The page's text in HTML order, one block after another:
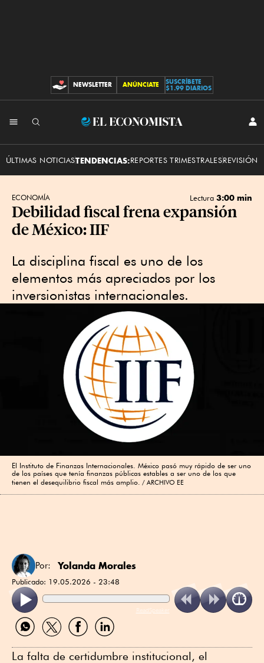
CONTRIBUCIONES
NEWSLETTER ANÚNCIATE
SUSCRÍBETE
$1.99 DIARIOS
El
ÚLTIMAS NOTICIASTENDENCIAS:REPORTES TRIMESTRALESREVISIÓN
ECONOMÍA Lectura 3:00 min
Debilidad fiscal frena expansión
de México: IIF
La disciplina fiscal es uno de los
elementos más apreciados por los
inversionistas internacionales.
El Instituto de Finanzas Internacionales. México pasó muy rápido de ser uno
de los países que tenía finanzas públicas estables a ser uno de los que
tienen el desequilibrio fiscal más amplio.
ARCHIVO EE
Por: Yolanda Morales
Publicado: 19.05.2026 - 23:48
ReadSpeaker
Compartir
por
Compartir
por
Compartir
por
Compartir
por
La falta de certidumbre institucional, el